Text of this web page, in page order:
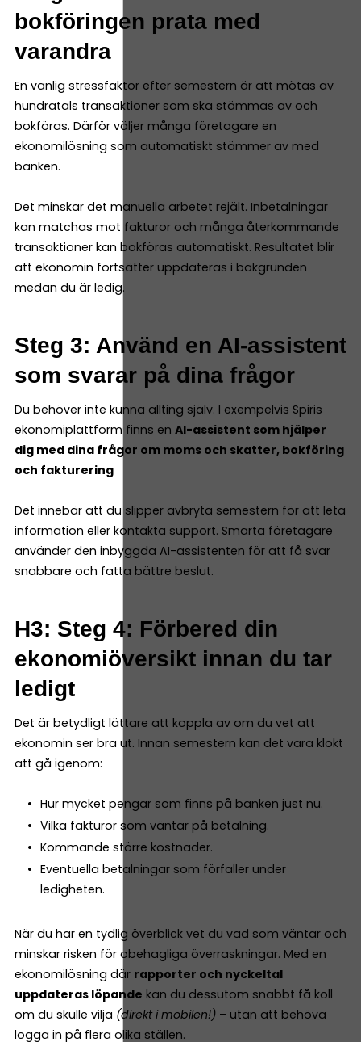
bokföringen prata med
varandra
En vanlig stressfaktor efter semestern är att mötas av
hundratals transaktioner som ska stämmas av och
bokföras. Därför väljer många företagare en
ekonomilösning som automatiskt stämmer av med
banken.
Det minskar det manuella arbetet rejält. Inbetalningar
kan matchas mot fakturor och många återkommande
transaktioner kan bokföras automatiskt. Resultatet blir
att ekonomin fortsätter uppdateras i bakgrunden
medan du är ledig.
Steg 3: Använd en AI-assistent
som svarar på dina frågor
Du behöver inte kunna allting själv. I exempelvis Spiris
ekonomiplattform finns en AI-assistent som hjälper
dig med dina frågor om moms och skatter, bokföring
och fakturering
Det innebär att du slipper avbryta semestern för att leta
information eller kontakta support. Smarta företagare
använder den inbyggda AI-assistenten för att få svar
snabbare och fatta bättre beslut.
H3: Steg 4: Förbered din
ekonomiöversikt innan du tar
ledigt
Det är betydligt lättare att koppla av om du vet att
ekonomin ser bra ut. Innan semestern kan det vara klokt
att gå igenom:
Hur mycket pengar som finns på banken just nu.
Vilka fakturor som väntar på betalning.
Kommande större kostnader.
Eventuella betalningar som förfaller under
ledigheten.
När du har en tydlig överblick vet du vad som väntar och
minskar risken för obehagliga överraskningar. Med en
ekonomilösning där rapporter och nyckeltal
uppdateras löpande kan du dessutom snabbt få koll
om du skulle vilja (direkt i mobilen!) – utan att behöva
logga in på flera olika ställen.